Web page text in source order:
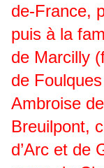
de-France,
puis à la
de Marcilly
de
Ambroise
Breuilpont,
d’Arc et de